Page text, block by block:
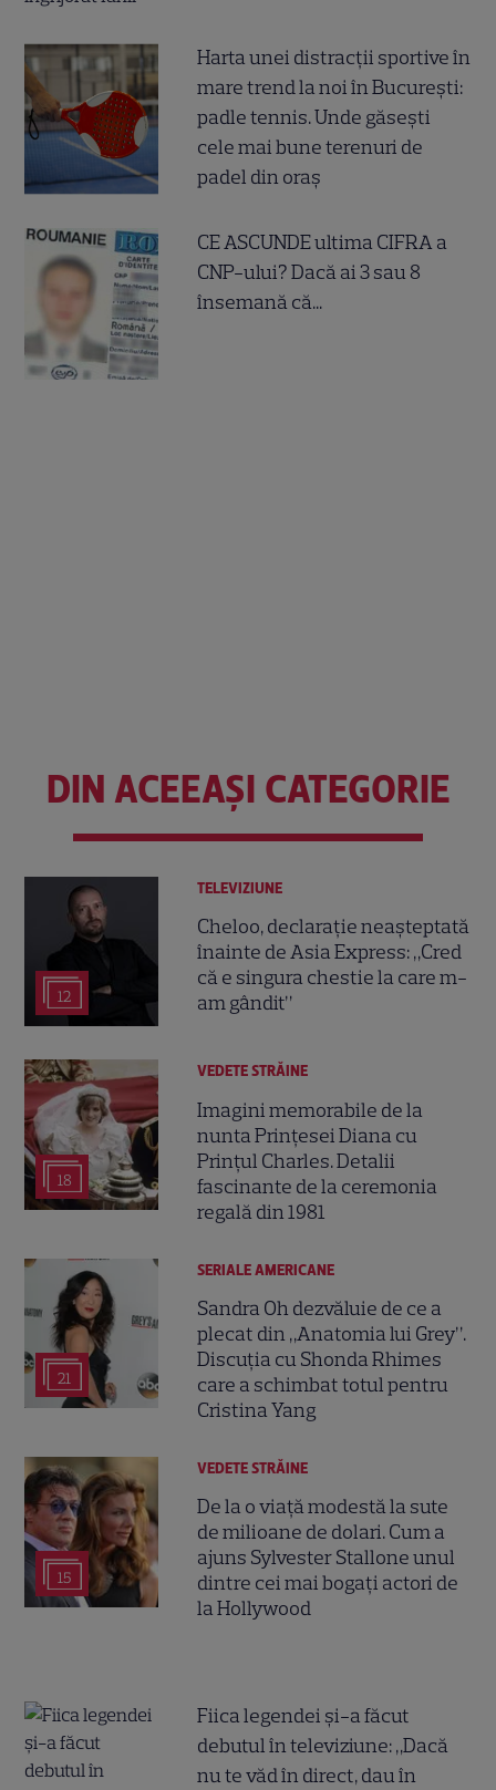
Harta unei distracții sportive în
mare trend la noi în București:
padle tennis. Unde găsești
cele mai bune terenuri de
padel din oraș
CE ASCUNDE ultima CIFRA a
CNP-ului? Dacă ai 3 sau 8
însemană că...
DIN ACEEAȘI CATEGORIE
12
TELEVIZIUNE
Cheloo, declarație neașteptată
înainte de Asia Express: „Cred
că e singura chestie la care m-
am gândit”
18
VEDETE STRĂINE
Imagini memorabile de la
nunta Prințesei Diana cu
Prințul Charles. Detalii
fascinante de la ceremonia
regală din 1981
21
SERIALE AMERICANE
Sandra Oh dezvăluie de ce a
plecat din „Anatomia lui Grey”.
Discuția cu Shonda Rhimes
care a schimbat totul pentru
Cristina Yang
15
VEDETE STRĂINE
De la o viață modestă la sute
de milioane de dolari. Cum a
ajuns Sylvester Stallone unul
dintre cei mai bogați actori de
la Hollywood
Fiica legendei și-a făcut
debutul în televiziune: „Dacă
nu te văd în direct, dau în